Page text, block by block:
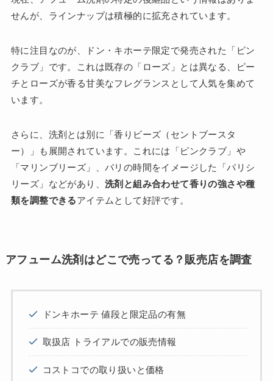
せんが、ラインナップは積極的に拡充されています。
特に注目なのが、ドン・キホーテ限定で発売された「ピン
クラブ」です。これは既存の「ローズ」とは異なる、ピー
チとローズが香る甘美なフレグランスとして人気を集めて
います。
さらに、洗剤とは別に「香りビーズ（セントブースタ
ー）」も展開されています。これには「ピンクラブ」や
「マリンブリーズ」、パリの時間をイメージした「パリシ
リーズ」などがあり、 洗剤と組み合わせて香りの強さや種
類を調整できるアイテムとして好評です。
アフューム洗剤はどこで売ってる？販売店を調査
ドンキホーテ 値段と限定品の有無
取扱店 トライアルでの販売情報
コストコでの取り扱いと価格